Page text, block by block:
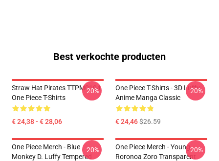
Best verkochte producten
Straw Hat Pirates TTPM0104
One Piece T-Shirts
€ 24,38 - € 28,06
-20%
One Piece T-Shirts - 3D Luffy
Anime Manga Classic
€ 24,46$26.59
-20%
One Piece Merch - Blue
Monkey D. Luffy Tempered
-20%
One Piece Merch - Young
Roronoa Zoro Transparent
-20%